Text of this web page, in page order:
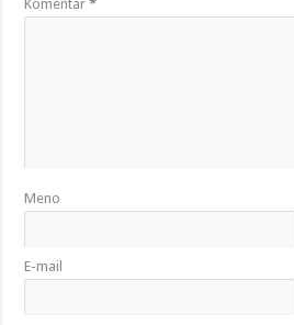
Komentár*
Meno
E-mail